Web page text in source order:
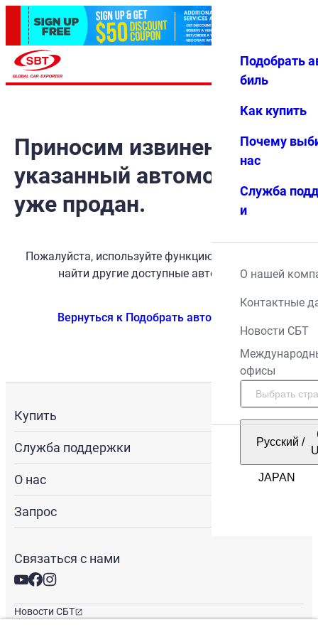
Избранн
Меню
Подобрать
биль
Как купить
Почему
нас
Служба
и
О нашей
Контактные
Новости СБТ
офисы
Русский /
Приносим извинения, но
указанный автомобиль
уже продан.
Пожалуйста, используйте функцию поиска, чтобы
найти другие доступные автомобили.
Вернуться к Подобрать автомобиль
Купить
Служба поддержки
О нас
Запрос
Связаться с нами
Новости СБТ